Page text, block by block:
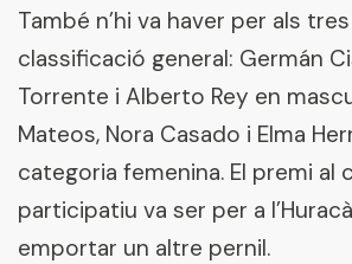
També n’hi va haver per als
classificació general: Germán
Torrente i Alberto Rey en
Mateos, Nora Casado i Elma
categoria femenina. El premi al
participatiu va ser per a
emportar un altre pernil.